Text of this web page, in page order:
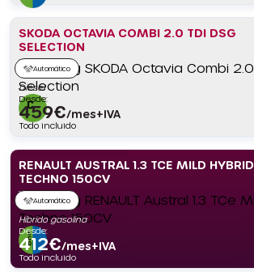
SKODA OCTAVIA COMBI 2.0 TDI DSG
SELECTION
Automático
Diésel
Desde:
459€/mes+IVA
Todo incluido
RENAULT AUSTRAL 1.3 TCE MILD HYBRID
TECHNO 150CV
Automático
Híbrido gasolina
Desde:
412€/mes+IVA
Todo incluido